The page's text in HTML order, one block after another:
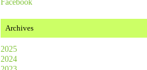
Archives
2025
2024